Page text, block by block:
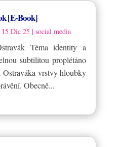
[E-Book]
15 Dic 25 | social media
Téma identity a
subtilitou proplétáno
vrstvy hloubky
Obecně...